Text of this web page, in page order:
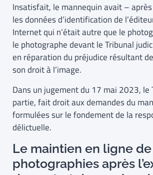
Insatisfait, le mannequin avait –
les données d’identification de
Internet qui n’était autre que le
le photographe devant le Tribunal
en réparation du préjudice résultant
son droit à l’image.
Dans un jugement du 17 mai 2023, le
partie, fait droit aux demandes du
formulées sur le fondement de la
délictuelle.
Le maintien en ligne de
photographies après